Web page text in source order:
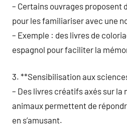
– Certains ouvrages proposent
pour les familiariser avec une
– Exemple : des livres de
espagnol pour faciliter la
3. **Sensibilisation aux
– Des livres créatifs axés sur la
animaux permettent de
en s’amusant.